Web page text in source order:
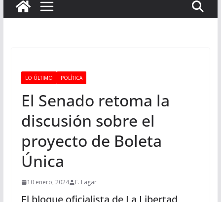
LO ÚLTIMO POLÍTICA
El Senado retoma la
discusión sobre el
proyecto de Boleta
Única
10 enero, 2024 F. Lagar
El bloque oficialista de La Libertad